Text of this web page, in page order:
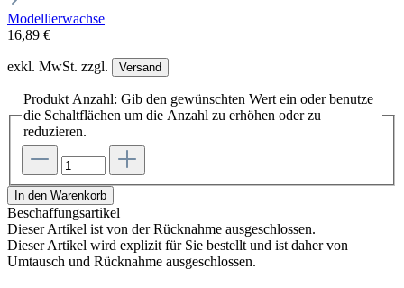
Modellierwachse
16,89 €
exkl. MwSt. zzgl. Versand
Produkt Anzahl: Gib den gewünschten Wert ein oder benutze
die Schaltflächen um die Anzahl zu erhöhen oder zu
reduzieren.
In den Warenkorb
Beschaffungsartikel
Dieser Artikel ist von der Rücknahme ausgeschlossen.
Dieser Artikel wird explizit für Sie bestellt und ist daher von
Umtausch und Rücknahme ausgeschlossen.